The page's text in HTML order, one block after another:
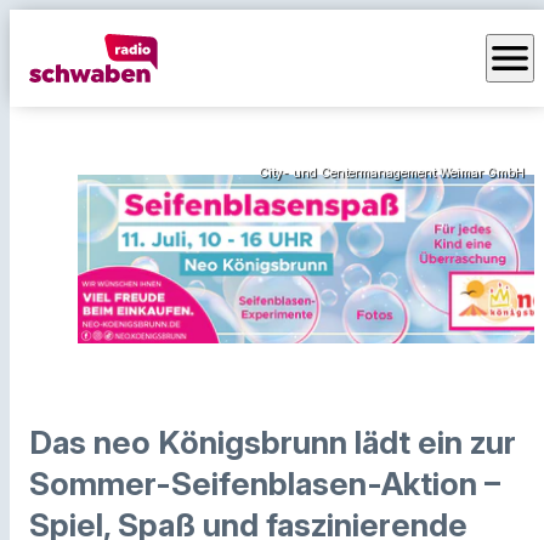
menu
City- und Centermanagement Weimar GmbH
Das neo Königsbrunn lädt ein zur
Sommer-Seifenblasen-Aktion –
Spiel, Spaß und faszinierende